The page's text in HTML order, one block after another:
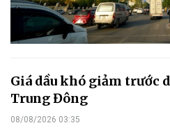
Giá dầu khó giảm trước
Trung Đông
08/08/2026 03:35